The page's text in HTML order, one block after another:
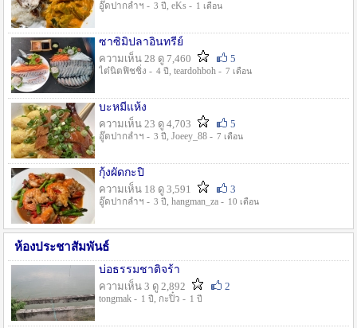
อู๊ดปากลำฯ - 3 ปี , eKs - 1 เดือน
ซาซิมิปลาอินทรีย์
ความเห็น 28 ดู 7,460
5
ไต๋นิตฟิชชิ่ง - 4 ปี , teardohboh - 7 เดือน
บะหมี่แห้ง
ความเห็น 23 ดู 4,703
5
อู๊ดปากลำฯ - 3 ปี , Joeey_88 - 7 เดือน
กุ้งผัดกะปิ
ความเห็น 18 ดู 3,591
3
อู๊ดปากลำฯ - 3 ปี , hangman_za - 10 เดือน
ห้องประชาสัมพันธ์
บ่อธรรมชาติจร้า
ความเห็น 3 ดู 2,892
2
tongmak - 1 ปี , กะปิ๋ว - 1 ปี